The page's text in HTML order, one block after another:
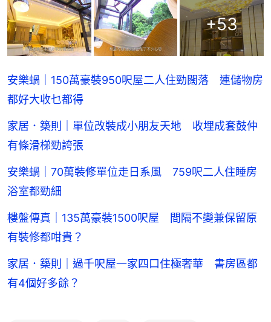
+53
安樂蝸｜150萬豪裝950呎屋二人住勁闊落 連儲物房
都好大收乜都得
家居．築則｜單位改裝成小朋友天地 收埋成套鼓仲
有條滑梯勁誇張
安樂蝸｜70萬裝修單位走日系風 759呎二人住睡房
浴室都勁細
樓盤傳真｜135萬豪裝1500呎屋 間隔不變兼保留原
有裝修都咁貴？
家居．築則｜過千呎屋一家四口住極奢華 書房區都
有4個好多餘？